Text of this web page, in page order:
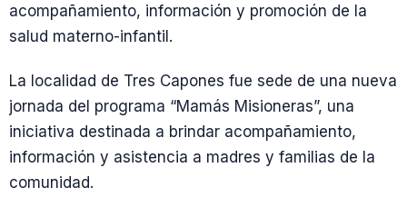
acompañamiento, información y promoción de la
salud materno-infantil.
La localidad de Tres Capones fue sede de una nueva
jornada del programa “Mamás Misioneras”, una
iniciativa destinada a brindar acompañamiento,
información y asistencia a madres y familias de la
comunidad.